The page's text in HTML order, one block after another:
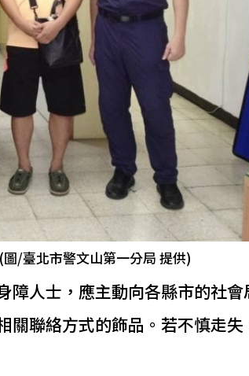
/臺北市警文山第一分局 提供)
障人士，應主動向各縣市的社會
關聯絡方式的飾品。若不慎走失